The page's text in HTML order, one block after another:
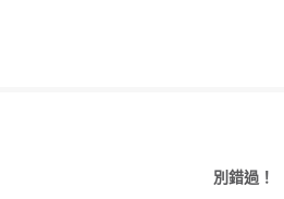
別錯過！